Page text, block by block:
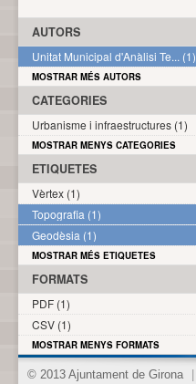
AUTORS
Unitat Municipal d'Anàlisi Te... (1)
MOSTRAR MÉS AUTORS
CATEGORIES
Urbanisme i infraestructures (1)
MOSTRAR MENYS CATEGORIES
ETIQUETES
Vèrtex (1)
Topografia (1)
Geodèsia (1)
MOSTRAR MÉS ETIQUETES
FORMATS
PDF (1)
CSV (1)
MOSTRAR MENYS FORMATS
© 2013 Ajuntament de Girona